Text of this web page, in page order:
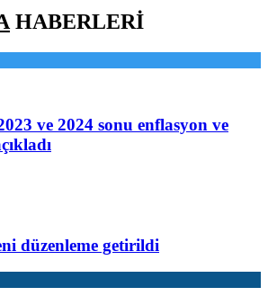
HABERLERİ
ve 2024 sonu enflasyon ve
düzenleme getirildi